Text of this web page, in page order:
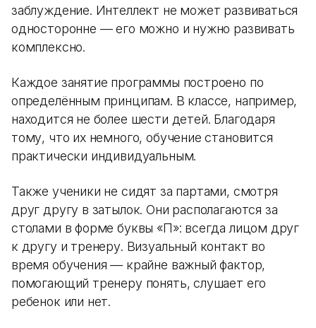
заблуждение. Интеллект не может развиваться
односторонне — его можно и нужно развивать
комплексно.
Каждое занятие программы построено по
определённым принципам. В классе, например,
находится не более шести детей. Благодаря
тому, что их немного, обучение становится
практически индивидуальным.
Также ученики не сидят за партами, смотря
друг другу в затылок. Они располагаются за
столами в форме буквы «П»: всегда лицом друг
к другу и тренеру. Визуальный контакт во
время обучения — крайне важный фактор,
помогающий тренеру понять, слушает его
ребенок или нет.